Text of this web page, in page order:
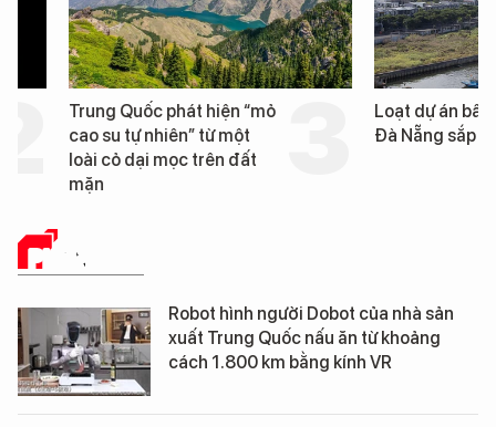
Trung Quốc phát hiện “mỏ
cao su tự nhiên” từ một
loài cỏ dại mọc trên đất
Loạt dự án bất động
Đà Nẵng sắp bị kiểm
PHÂN TÍCH
Robot hình người Dobot của nhà sản
xuất Trung Quốc nấu ăn từ khoảng
cách 1.800 km bằng kính VR